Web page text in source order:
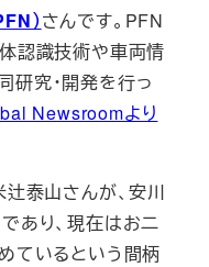
）さんです。PFN
認識技術や車両情
究・開発を行っ
Newsroomより
泰山さんが、安川
あり、現在はお二
ているという間柄